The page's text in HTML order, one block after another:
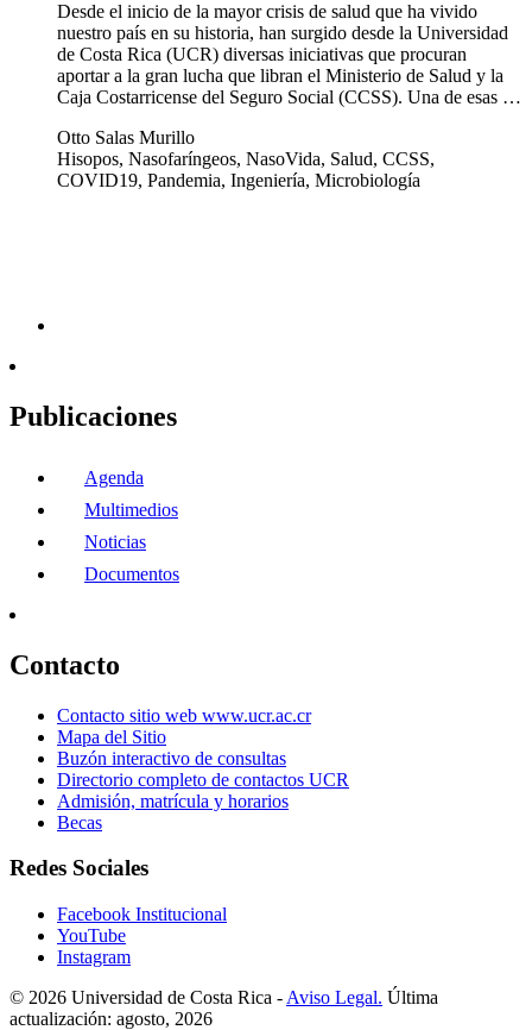
Desde el inicio de la mayor crisis de salud que ha vivido
nuestro país en su historia, han surgido desde la Universidad
de Costa Rica (UCR) diversas iniciativas que procuran
aportar a la gran lucha que libran el Ministerio de Salud y la
Caja Costarricense del Seguro Social (CCSS). Una de esas …
Otto Salas Murillo
Hisopos, Nasofaríngeos, NasoVida, Salud, CCSS,
COVID19, Pandemia, Ingeniería, Microbiología
Publicaciones
Agenda
Multimedios
Noticias
Documentos
Contacto
Contacto sitio web www.ucr.ac.cr
Mapa del Sitio
Buzón interactivo de consultas
Directorio completo de contactos UCR
Admisión, matrícula y horarios
Becas
Redes Sociales
Facebook Institucional
YouTube
Instagram
© 2026 Universidad de Costa Rica - Aviso Legal. Última
actualización: agosto, 2026